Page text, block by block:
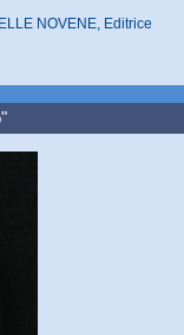
NOVENE, Editrice